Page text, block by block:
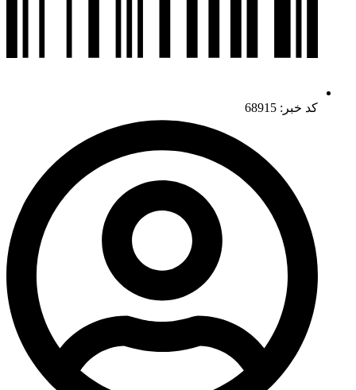
کد خبر: 68915